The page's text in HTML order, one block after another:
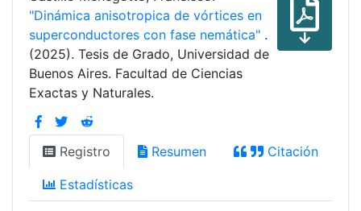
"Dinámica anisotropica de vórtices en
superconductores con fase nemática" .
(2025). Tesis de Grado, Universidad de
Buenos Aires. Facultad de Ciencias
Exactas y Naturales.
Registro Resumen Citación
Estadísticas